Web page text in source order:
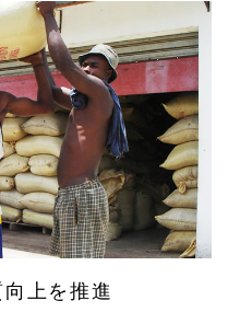
上を推進